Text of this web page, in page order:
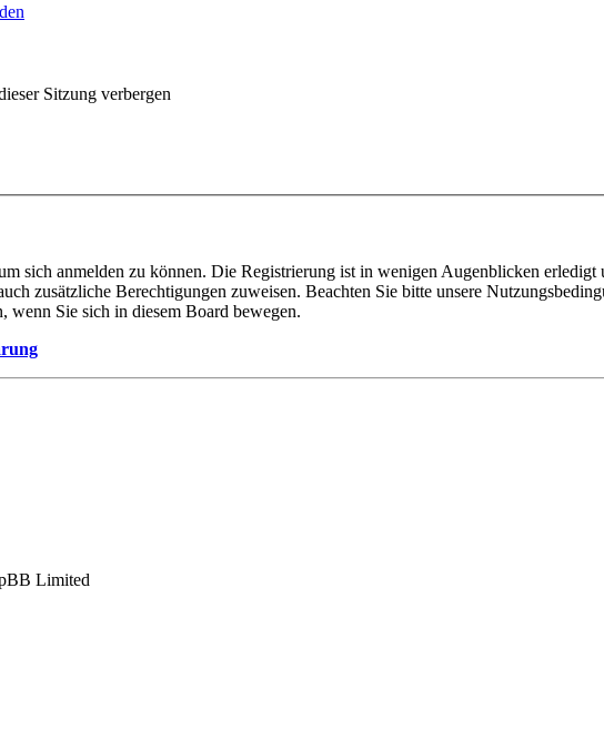
Sitzung verbergen
sich anmelden zu können. Die Registrierung ist in wenigen Augenblicken
zusätzliche Berechtigungen zuweisen. Beachten Sie bitte unsere
wenn Sie sich in diesem Board bewegen.
Limited